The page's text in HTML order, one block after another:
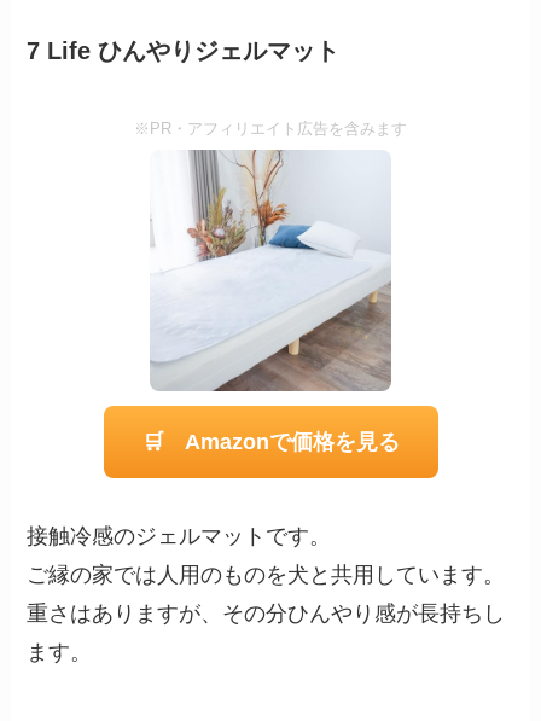
7 Life ひんやりジェルマット
※PR・アフィリエイト広告を含みます
🛒 Amazonで価格を見る
接触冷感のジェルマットです。
ご縁の家では人用のものを犬と共用しています。
重さはありますが、その分ひんやり感が長持ちし
ます。